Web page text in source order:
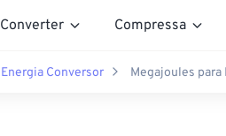
Converter Compressa
Energia Conversor Megajoules para